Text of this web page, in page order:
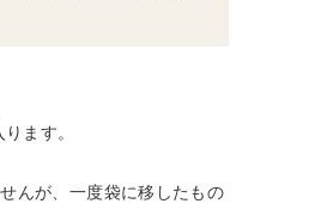
ます。
んが、一度袋に移したもの